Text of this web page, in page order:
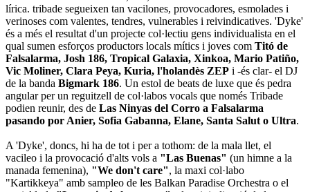
lírica. tribade segueixen tan vacilones, provocadores, esmolades i
verinoses com valentes, tendres, vulnerables i reivindicatives. 'Dyke'
és a més el resultat d'un projecte col·lectiu gens individualista en el
qual sumen esforços productors locals mítics i joves com Titó de
Falsalarma, Josh 186, Tropical Galaxia, Xinkoa, Mario Patiño,
Vic Moliner, Clara Peya, Kuria, l'holandès ZEP i -és clar- el DJ
de la banda Bigmark 186. Un estol de beats de luxe que és pedra
angular per un reguitzell de col·labos vocals que només Tribade
podien reunir, des de Las Ninyas del Corro a Falsalarma
pasando por Anier, Sofia Gabanna, Elane, Santa Salut o Ultra.
A 'Dyke', doncs, hi ha de tot i per a tothom: de la mala llet, el
vacileo i la provocació d'alts vols a "Las Buenas" (un himne a la
manada femenina), "We don't care", la maxi col·labo
"Kartikkeya" amb sampleo de les Balkan Paradise Orchestra o el